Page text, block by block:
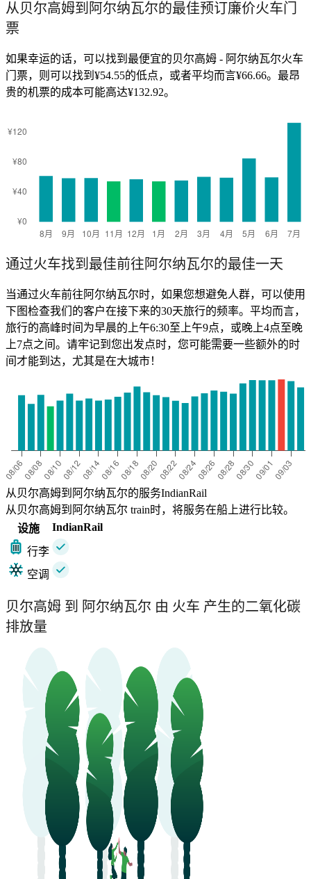
从贝尔高姆到阿尔纳瓦尔的最佳预订廉价火车门
票
如果幸运的话，可以找到最便宜的贝尔高姆 - 阿尔纳瓦尔火车
门票，则可以找到¥54.55的低点，或者平均而言¥66.66。最昂
贵的机票的成本可能高达¥132.92。
通过火车找到最佳前往阿尔纳瓦尔的最佳一天
当通过火车前往阿尔纳瓦尔时，如果您想避免人群，可以使用
下图检查我们的客户在接下来的30天旅行的频率。平均而言，
旅行的高峰时间为早晨的上午6:30至上午9点，或晚上4点至晚
上7点之间。请牢记到您出发点时，您可能需要一些额外的时
间才能到达，尤其是在大城市！
从贝尔高姆到阿尔纳瓦尔的服务IndianRail
从贝尔高姆到阿尔纳瓦尔 train时，将服务在船上进行比较。
设施
IndianRail
行李
空调
贝尔高姆 到 阿尔纳瓦尔 由 火车 产生的二氧化碳
排放量